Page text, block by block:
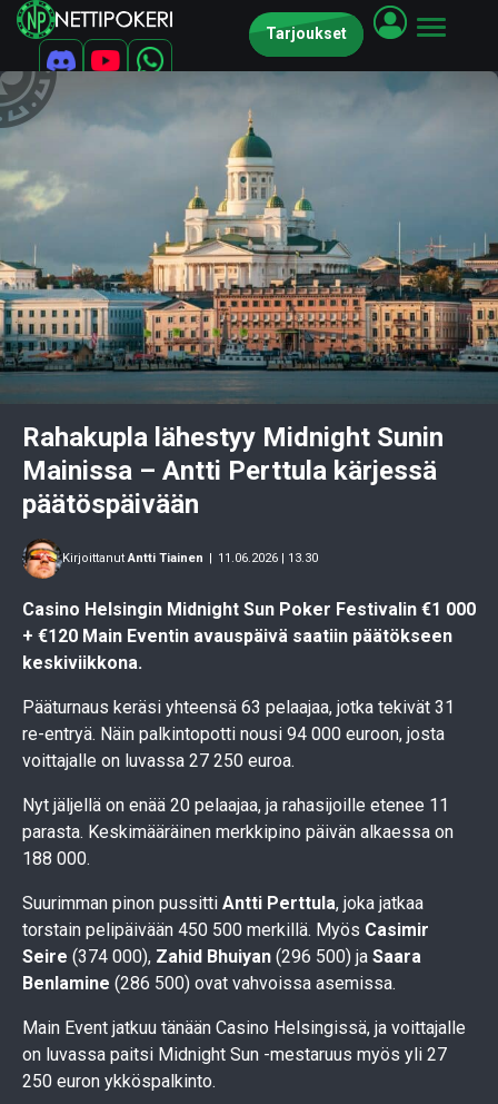
Tarjoukset
Rahakupla lähestyy Midnight Sunin
Mainissa – Antti Perttula kärjessä
päätöspäivään
KirjoittanutAntti Tiainen | 11.06.2026 | 13.30
Casino Helsingin Midnight Sun Poker Festivalin €1 000
+ €120 Main Eventin avauspäivä saatiin päätökseen
keskiviikkona.
Pääturnaus keräsi yhteensä 63 pelaajaa, jotka tekivät 31
re-entryä. Näin palkintopotti nousi 94 000 euroon, josta
voittajalle on luvassa 27 250 euroa.
Nyt jäljellä on enää 20 pelaajaa, ja rahasijoille etenee 11
parasta. Keskimääräinen merkkipino päivän alkaessa on
188 000.
Suurimman pinon pussitti Antti Perttula, joka jatkaa
torstain pelipäivään 450 500 merkillä. Myös Casimir
Seire (374 000), Zahid Bhuiyan (296 500) ja Saara
Benlamine (286 500) ovat vahvoissa asemissa.
Main Event jatkuu tänään Casino Helsingissä, ja voittajalle
on luvassa paitsi Midnight Sun -mestaruus myös yli 27
250 euron ykköspalkinto.